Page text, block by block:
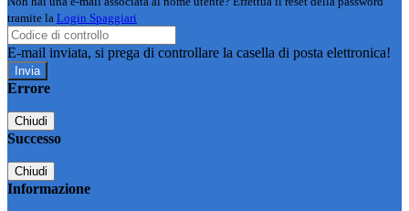
tramite la Login Spaggiari
E-mail inviata, si prega di controllare la casella di posta elettronica!
Errore
Chiudi
Successo
Chiudi
Informazione